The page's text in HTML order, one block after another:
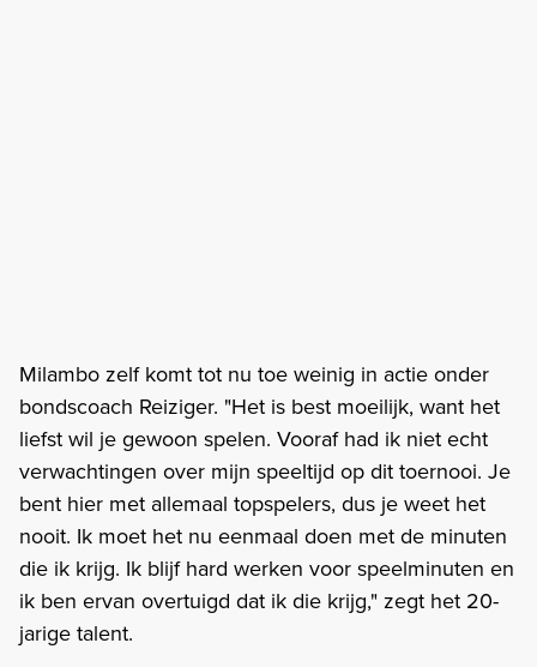
Milambo zelf komt tot nu toe weinig in actie onder
bondscoach Reiziger. "Het is best moeilijk, want het
liefst wil je gewoon spelen. Vooraf had ik niet echt
verwachtingen over mijn speeltijd op dit toernooi. Je
bent hier met allemaal topspelers, dus je weet het
nooit. Ik moet het nu eenmaal doen met de minuten
die ik krijg. Ik blijf hard werken voor speelminuten en
ik ben ervan overtuigd dat ik die krijg," zegt het 20-
jarige talent.